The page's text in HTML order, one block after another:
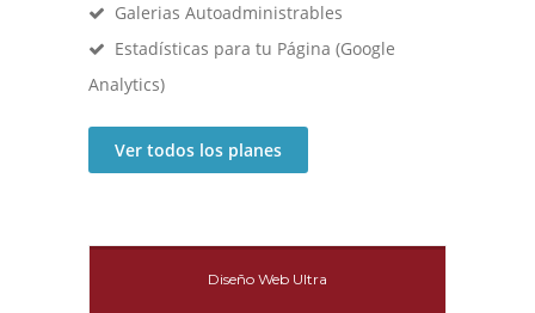
Galerias Autoadministrables
Estadísticas para tu Página (Google
Analytics)
Ver todos los planes
Diseño Web Ultra